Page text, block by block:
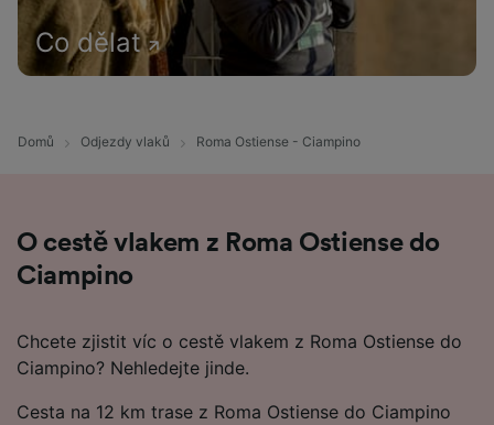
Co dělat
Domů Odjezdy vlaků Roma Ostiense - Ciampino
O cestě vlakem z Roma Ostiense do
Ciampino
Chcete zjistit víc o cestě vlakem z Roma Ostiense do
Ciampino? Nehledejte jinde.
Cesta na 12 km trase z Roma Ostiense do Ciampino